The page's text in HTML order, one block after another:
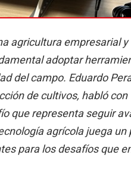
agricultura empresarial
adoptar
del campo. Eduardo
de cultivos, habló
que representa seguir
agrícola juega un
para los desafíos que